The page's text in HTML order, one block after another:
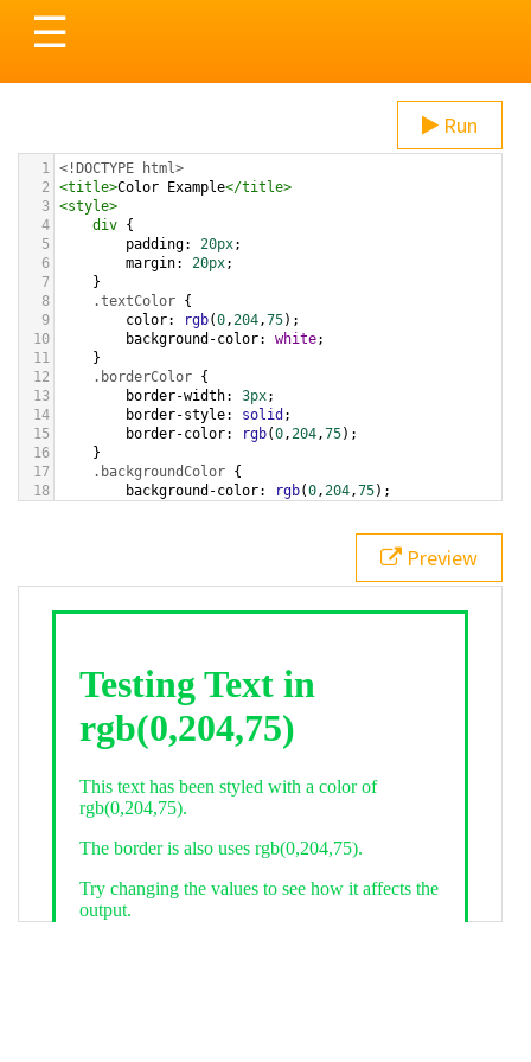
Toggle
navigation
☰
Run
1 <!DOCTYPE html>
2
<title>Color Example</title>
3 <style>
4
div {
5
padding: 20px;
6
margin: 20px;
7
}
8
.textColor {
9
color: rgb(0,204,75);
10
background-color: white;
11
}
12
.borderColor {
13
border-width: 3px;
14
border-style: solid ;
15
border-color: rgb(0,204,75);
16
}
17
.backgroundColor {
18
background-color: rgb(0,204,75);
bottom ,
white, rgb(0,204,75));
div class="textColor borderColor"
< h1>Testing Text in rgb(0,204,75)
Preview